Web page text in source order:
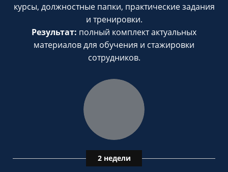
2 недели
курсы, должностные папки, практические задания
и тренировки.
Результат: полный комплект актуальных
материалов для обучения и стажировки
сотрудников.